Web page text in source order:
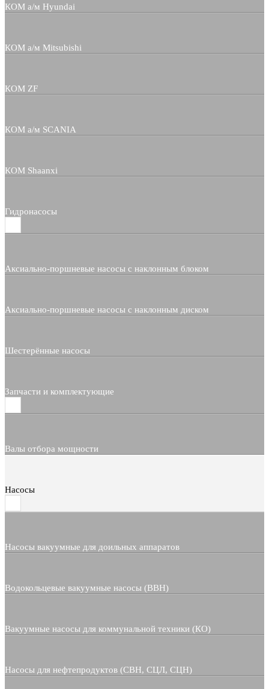
КОМ а/м Hyundai
КОМ а/м Mitsubishi
КОМ ZF
КОМ а/м SCANIA
КОМ Shaanxi
Гидронасосы
Аксиально-поршневые насосы с наклонным блоком
Аксиально-поршневые насосы с наклонным диском
Шестерённые насосы
Запчасти и комплектующие
Валы отбора мощности
Насосы
Насосы вакуумные для доильных аппаратов
Водокольцевые вакуумные насосы (ВВН)
Вакуумные насосы для коммунальной техники (КО)
Насосы для нефтепродуктов (СВН, СЦЛ, СЦН)